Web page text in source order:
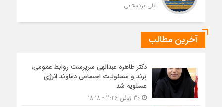
علی بردستانی
آخرین مطالب
دکتر طاهره عبدالهی سرپرست روابط عمومی،
برند و مسئولیت اجتماعی دماوند انرژی
عسلویه شد
30 ژوئن 2026 - 18:18